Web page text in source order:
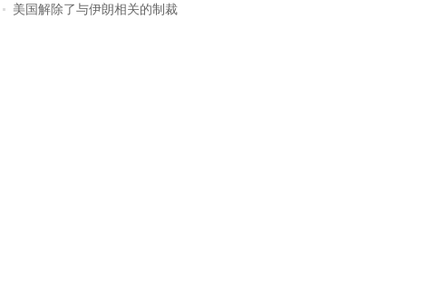
美国解除了与伊朗相关的制裁